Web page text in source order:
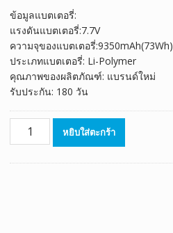
was:
฿2,975.00.
ข้อมูลแบตเตอรี่:
แรงดันแบตเตอรี่:7.7V
ความจุของแบตเตอรี่:9350mAh(73Wh)
ประเภทแบตเตอรี่: Li-Polymer
คุณภาพของผลิตภัณฑ์: แบรนด์ใหม่
รับประกัน: 180 วัน
จำนวน
หยิบใส่ตะกร้า